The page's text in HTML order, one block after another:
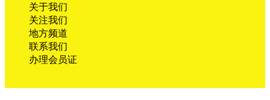
关于我们
关注我们
地方频道
联系我们
办理会员证